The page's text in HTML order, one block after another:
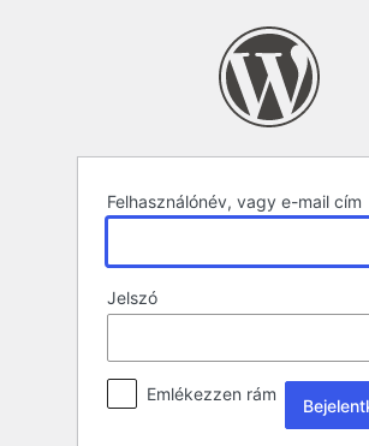
Felhasználónév, vagy e-mail cím
Jelszó
Emlékezzen rám